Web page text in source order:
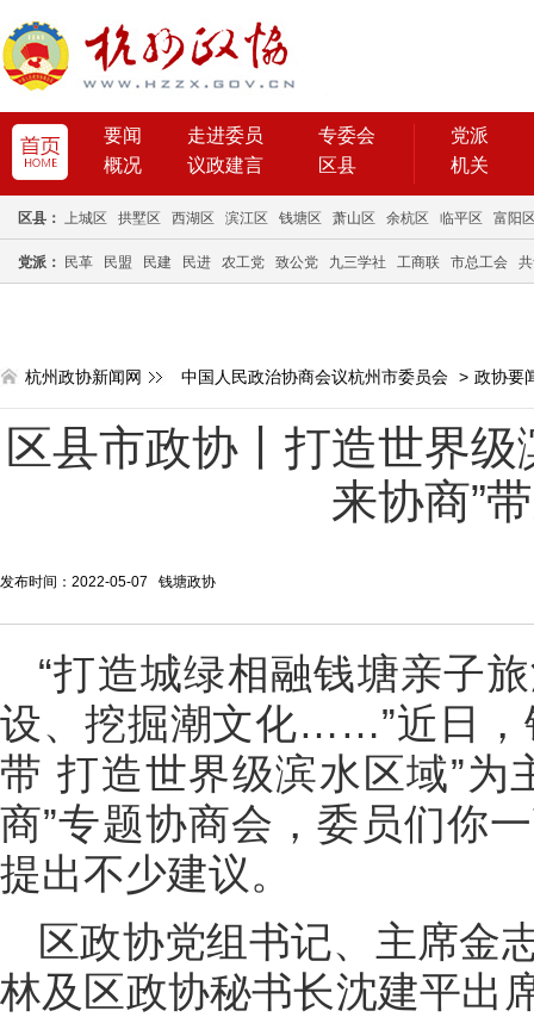
要闻 走进委员
专委会
概况
议政建言 区县
党派
机关
区县： 上城区 拱墅区 西湖区 滨江区 钱塘区 萧山区 余杭区 临平区 富阳
党派： 民革 民盟 民建 民进 农工党 致公党 九三学社 工商联 市总工会
杭州政协新闻网 中国人民政治协商会议杭州市委员会 > 政协要
区县市政协丨打造世界
来协商”
发布时间：2022-05-07 钱塘政协
“打造城绿相融钱塘亲子
设、挖掘潮文化……”近日，
带 打造世界级滨水区域”为
商”专题协商会，委员们你
提出不少建议。
区政协党组书记、主席金
林及区政协秘书长沈建平出